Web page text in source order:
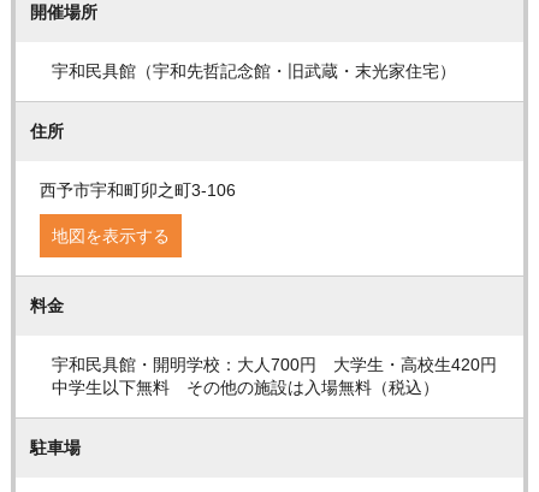
開催場所
宇和民具館（宇和先哲記念館・旧武蔵・末光家住宅）
住所
西予市宇和町卯之町3-106
地図を表示する
料金
宇和民具館・開明学校：大人700円 大学生・高校生420円
中学生以下無料 その他の施設は入場無料（税込）
駐車場